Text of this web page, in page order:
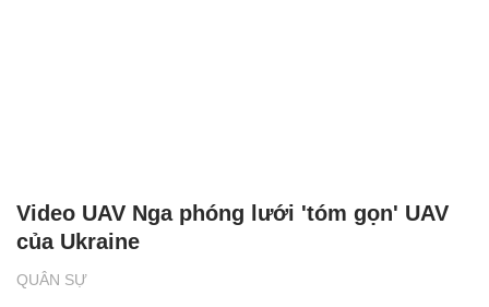
QUÂN SỰ
Video UAV Nga phóng lưới 'tóm gọn' UAV
của Ukraine